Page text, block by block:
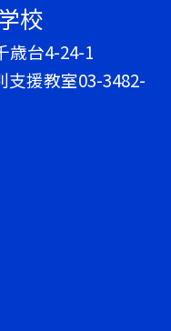
校
歳台4-24-1
支援教室03-3482-